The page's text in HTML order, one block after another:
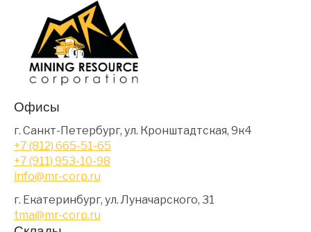
Офисы
г. Санкт-Петербург, ул. Кронштадтская, 9к4
+7 (812) 665-51-65
+7 (911) 953-10-98
info@mr-corp.ru
г. Екатеринбург, ул. Луначарского, 31
tma@mr-corp.ru